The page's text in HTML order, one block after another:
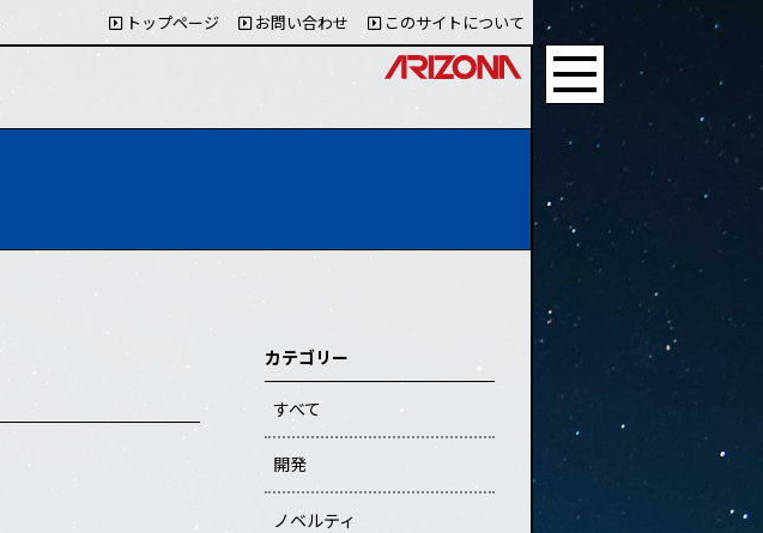
トップページ お問い合わせ このサイトについて
カテゴリー
すべて
開発
ノベルティ